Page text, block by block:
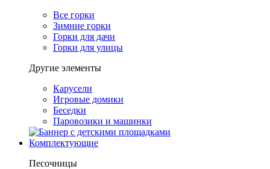
Все горки
Зимние горки
Горки для дачи
Горки для улицы
Другие элементы
Карусели
Игровые домики
Беседки
Паровозики и машинки
Комплектующие
Песочницы